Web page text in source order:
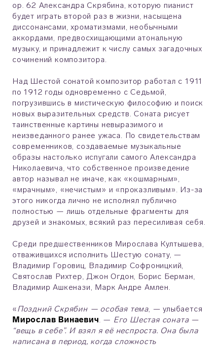
op. 62 Александра Скрябина, которую пианист
будет играть второй раз в жизни, насыщена
диссонансами, хроматизмами, необычными
аккордами, предвосхищающими атональную
музыку, и принадлежит к числу самых загадочных
сочинений композитора.
Над Шестой сонатой композитор работал с 1911
по 1912 годы одновременно с Седьмой,
погрузившись в мистическую философию и поиск
новых выразительных средств. Соната рисует
таинственные картины невыразимого и
неизведанного ранее ужаса. По свидетельствам
современников, создаваемые музыкальные
образы настолько испугали самого Александра
Николаевича, что собственное произведение
автор называл не иначе, как «кошмарным»,
«мрачным», «нечистым» и «проказливым». Из-за
этого никогда лично не исполнял публично
полностью — лишь отдельные фрагменты для
друзей и знакомых, всякий раз пересиливая себя.
Среди предшественников Мирослава Култышева,
отважившихся исполнить Шестую сонату, —
Владимир Горовиц, Владимир Софроницкий,
Святослав Рихтер, Джон Огдон, Борис Берман,
Владимир Ашкенази, Марк Андре Амлен.
«Поздний Скрябин — особая тема, — улыбается
Мирослав Винаевич. — Его Шестая соната —
“вещь в себе”. И взял я её неспроста. Она была
написана в период, когда сложность